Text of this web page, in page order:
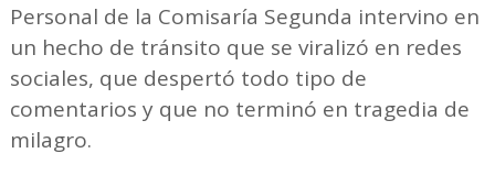
Personal de la Comisaría Segunda intervino en
un hecho de tránsito que se viralizó en redes
sociales, que despertó todo tipo de
comentarios y que no terminó en tragedia de
milagro.